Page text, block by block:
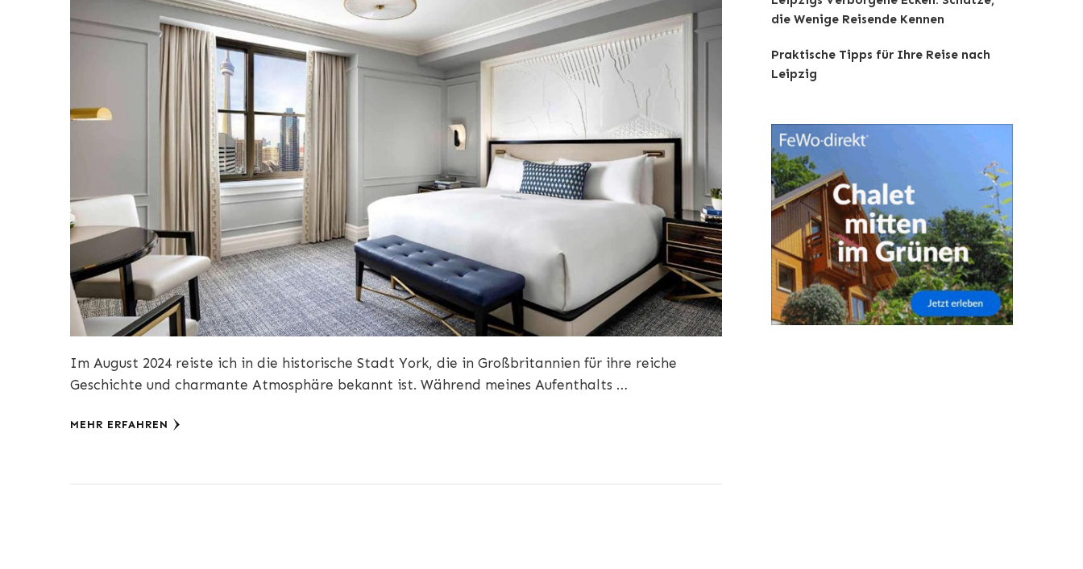
Im August 2024 reiste ich in die historische Stadt York, die in Großbritannien für ihre reiche
Geschichte und charmante Atmosphäre bekannt ist. Während meines Aufenthalts …
MEHR ERFAHREN
die Wenige Reisende Kennen
Praktische Tipps für Ihre Reise nach
Leipzig